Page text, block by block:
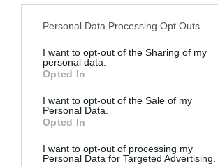
Personal Data Processing Opt Outs
I want to opt-out of the Sharing of my
personal data.
Opted In
I want to opt-out of the Sale of my
Personal Data.
Opted In
I want to opt-out of processing my
Personal Data for Targeted Advertising.
Las comunidades donde PP y Vox deben
un denominador común: la necesidad de
nuevas elecciones o gobiernos inestables.
es el caso más urgente. Aquí el tiempo
Si no hay acuerdo antes de la fecha
verse abocada a repetir elecciones. Vox
“falta de claridad”,mientras que el PP